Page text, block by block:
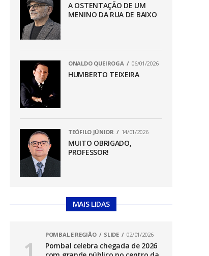
A OSTENTAÇÃO DE UM
MENINO DA RUA DE BAIXO
ONALDO QUEIROGA 06/01/2026
HUMBERTO TEIXEIRA
TEÓFILO JÚNIOR 14/01/2026
MUITO OBRIGADO,
PROFESSOR!
MAIS LIDAS
POMBAL E REGIÃO SLIDE 02/01/2026
Pombal celebra chegada de 2026